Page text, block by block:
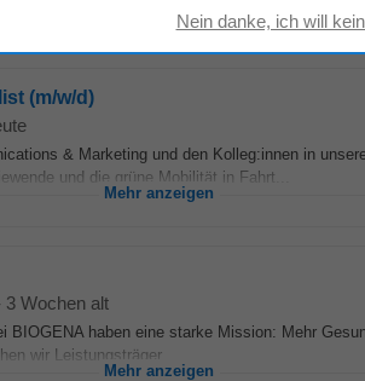
Mehr anzeigen
(m/w/d)
& Marketing und den Kolleg:innen in
und die grüne Mobilität in Fahrt...
Mehr anzeigen
3 Wochen alt
BIOGENA haben eine starke Mission: Mehr
wir Leistungsträger...
Mehr anzeigen